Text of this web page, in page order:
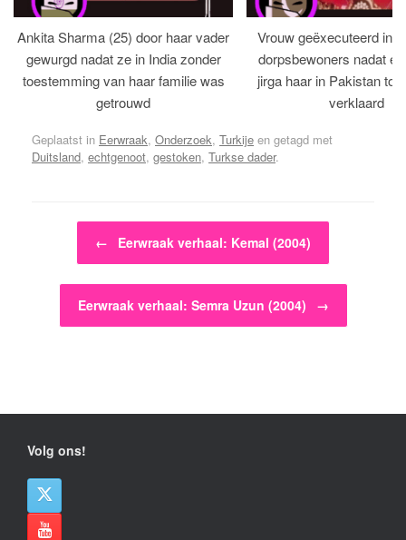
Ankita Sharma (25) door haar vader
gewurgd nadat ze in India zonder
toestemming van haar familie was
getrouwd
Vrouw geëxecuteerd in
dorpsbewoners nadat
jirga haar in Pakistan tot
verklaard
Geplaatst in Eerwraak, Onderzoek, Turkije en getagd met
Duitsland, echtgenoot, gestoken, Turkse dader.
Bericht navigatie
← Eerwraak verhaal: Kemal (2004)
Eerwraak verhaal: Semra Uzun (2004) →
Volg ons!